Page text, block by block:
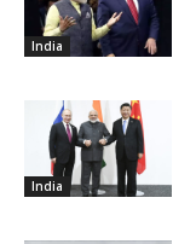
India
India